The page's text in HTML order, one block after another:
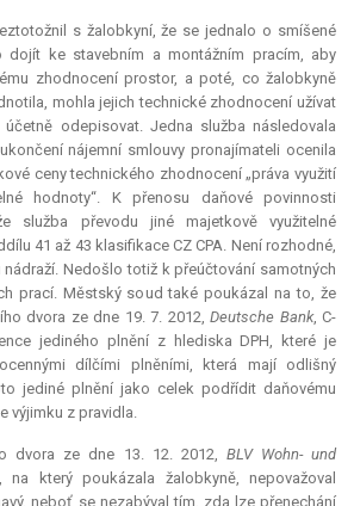
s žalobkyní, že se jednalo o smíšené
dojít ke stavebním a montážním pracím, aby
zhodnocení prostor, a poté, co žalobkyně
mohla jejich technické zhodnocení užívat
odepisovat. Jedna služba následovala
nájemní smlouvy pronajímateli ocenila
ceny technického zhodnocení „práva využití
hodnoty“. K přenosu daňové povinnosti
služba převodu jiné majetkově využitelné
41 až 43 klasifikace CZ CPA. Není rozhodné,
Nedošlo totiž k přeúčtování samotných
prací. Městský soud také poukázal na to, že
dvora ze dne 19. 7. 2012,Deutsche Bank, C-
jediného plnění z hlediska DPH, které je
dílčími plněními, která mají odlišný
jediné plnění jako celek podřídit daňovému
výjimku z pravidla.
dvora ze dne 13. 12. 2012, BLV Wohn- und
na který poukázala žalobkyně, nepovažoval
neboť se nezabýval tím, zda lze přenechání